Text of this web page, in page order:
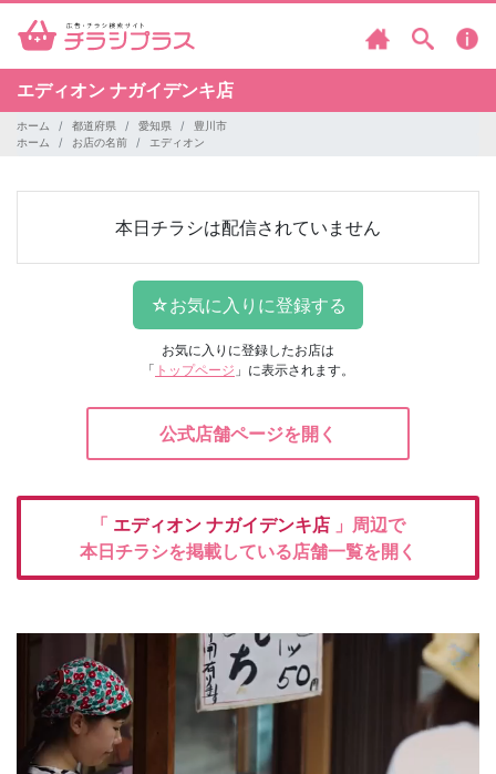
エディオン ナガイデンキ店
ホーム 都道府県 愛知県
豊川市
ホーム
お店の名前 エディオン
本日チラシは配信されていません
お気に入りに登録したお店は
「 トップページ 」に表示されます。
公式店舗ページを開く
「 エディオン ナガイデンキ店 」周辺で
本日チラシを掲載している店舗一覧を開く